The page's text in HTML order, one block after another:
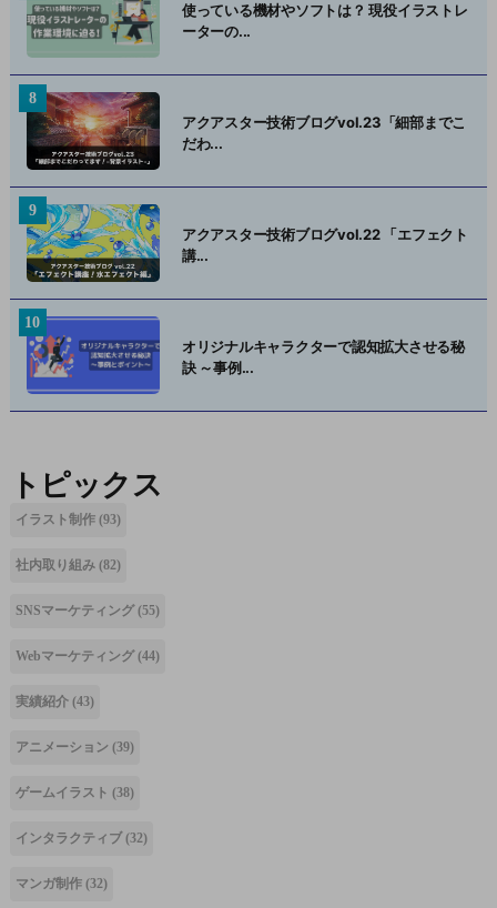
使っている機材やソフトは？ 現役イラストレ
ーターの...
アクアスター技術ブログvol.23「細部までこ
だわ...
アクアスター技術ブログvol.22 「エフェクト
講...
オリジナルキャラクターで認知拡大させる秘
訣 ～事例...
トピックス
イラスト制作 (93)
社内取り組み (82)
SNSマーケティング(55)
Webマーケティング(44)
実績紹介 (43)
アニメーション (39)
ゲームイラスト (38)
インタラクティブ (32)
マンガ制作 (32)